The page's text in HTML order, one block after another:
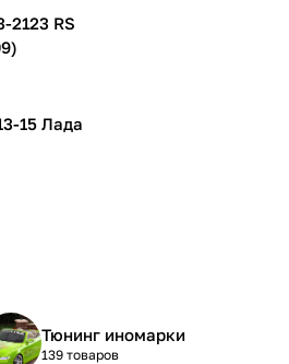
Тюнинг иномарки
139 товаров